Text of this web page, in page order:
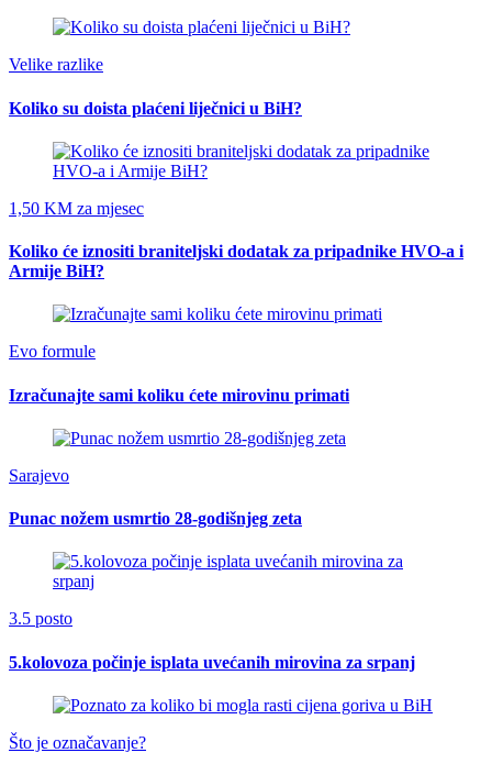
Velike razlike
Koliko su doista plaćeni liječnici u BiH?
1,50 KM za mjesec
Koliko će iznositi braniteljski dodatak za pripadnike HVO-a i
Armije BiH?
Evo formule
Izračunajte sami koliku ćete mirovinu primati
Sarajevo
Punac nožem usmrtio 28-godišnjeg zeta
3.5 posto
5.kolovoza počinje isplata uvećanih mirovina za srpanj
Što je označavanje?